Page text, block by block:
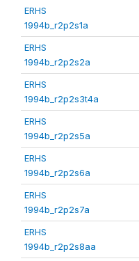
ERHS
1994b_r2p2s1a
ERHS
1994b_r2p2s2a
ERHS
1994b_r2p2s3t4a
ERHS
1994b_r2p2s5a
ERHS
1994b_r2p2s6a
ERHS
1994b_r2p2s7a
ERHS
1994b_r2p2s8aa